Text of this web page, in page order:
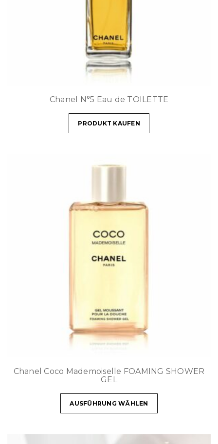
Chanel N°5 Eau de TOILETTE
PRODUKT KAUFEN
Chanel Coco Mademoiselle FOAMING SHOWER
GEL
AUSFÜHRUNG WÄHLEN